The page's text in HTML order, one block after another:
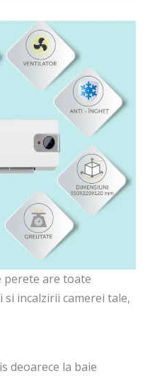
perete are toate
incalzirii camerei tale,
deoarece la baie